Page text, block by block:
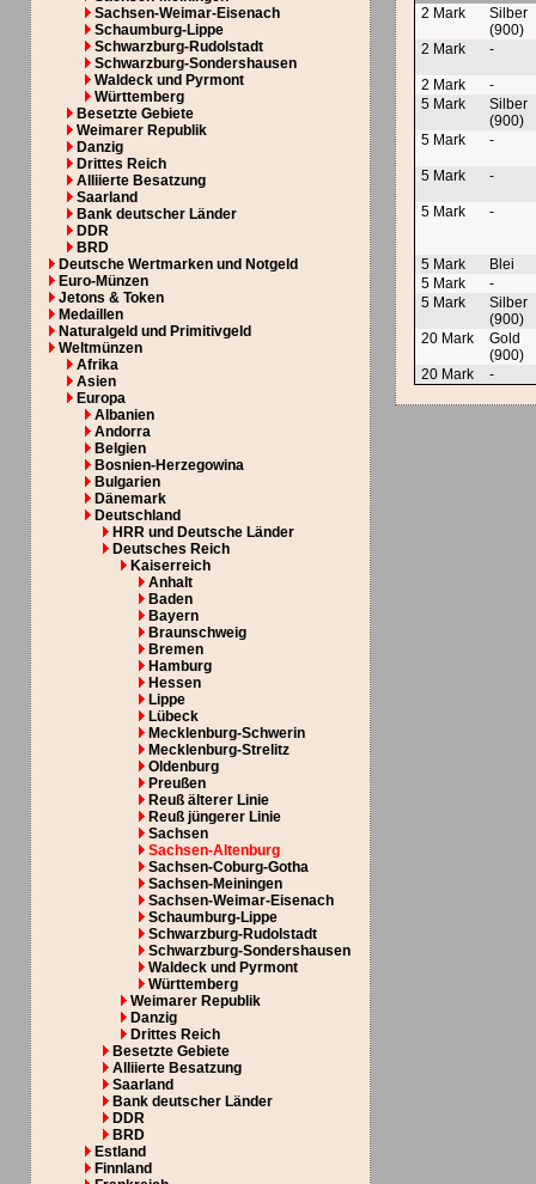
Sachsen-Weimar-Eisenach
Schaumburg-Lippe
Schwarzburg-Rudolstadt
Schwarzburg-Sondershausen
Waldeck und Pyrmont
Württemberg
Besetzte Gebiete
Weimarer Republik
Danzig
Drittes Reich
Alliierte Besatzung
Saarland
Bank deutscher Länder
DDR
BRD
Deutsche Wertmarken und Notgeld
Euro-Münzen
Jetons & Token
Medaillen
Naturalgeld und Primitivgeld
Weltmünzen
Afrika
Asien
Europa
Albanien
Andorra
Belgien
Bosnien-Herzegowina
Bulgarien
Dänemark
Deutschland
HRR und Deutsche Länder
Deutsches Reich
Kaiserreich
Anhalt
Baden
Bayern
Braunschweig
Bremen
Hamburg
Hessen
Lippe
Lübeck
Mecklenburg-Schwerin
Mecklenburg-Strelitz
Oldenburg
Preußen
Reuß älterer Linie
Reuß jüngerer Linie
Sachsen
Sachsen-Altenburg
Sachsen-Coburg-Gotha
Sachsen-Meiningen
Sachsen-Weimar-Eisenach
Schaumburg-Lippe
Schwarzburg-Rudolstadt
Schwarzburg-Sondershausen
Waldeck und Pyrmont
Württemberg
Weimarer Republik
Danzig
Drittes Reich
Besetzte Gebiete
Alliierte Besatzung
Saarland
Bank deutscher Länder
DDR
BRD
Estland
Finnland
2 Mark
Silber
(900)
2 Mark
-
2 Mark
-
5 Mark
Silber
(900)
5 Mark
-
5 Mark -
5 Mark -
5 Mark
Blei
5 Mark
-
5 Mark
Silber
(900)
20 Mark
Gold
(900)
20 Mark
-